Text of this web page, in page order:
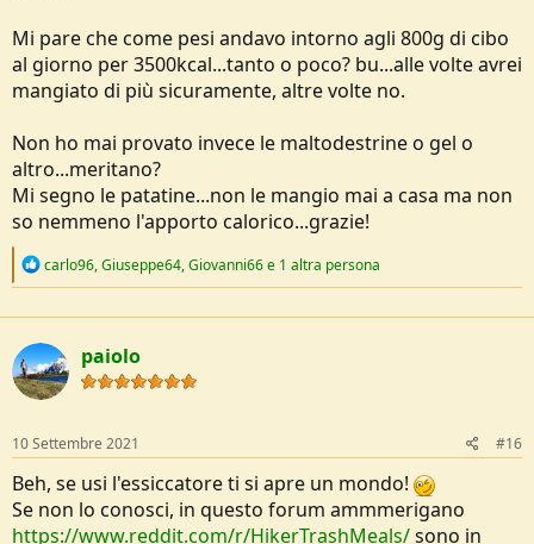
Mi pare che come pesi andavo intorno agli 800g di cibo
al giorno per 3500kcal...tanto o poco? bu...alle volte avrei
mangiato di più sicuramente, altre volte no.
Non ho mai provato invece le maltodestrine o gel o
altro...meritano?
Mi segno le patatine...non le mangio mai a casa ma non
so nemmeno l'apporto calorico...grazie!
R
c
t
i
o
n
carlo96,Giuseppe64,Giovanni66e 1 altra persona
paiolo
10 Settembre 2021 #16
Beh, se usi l'essiccatore ti si apre un mondo!
Se non lo conosci, in questo forum ammmerigano
https://www.reddit.com/r/HikerTrashMeals/sono in